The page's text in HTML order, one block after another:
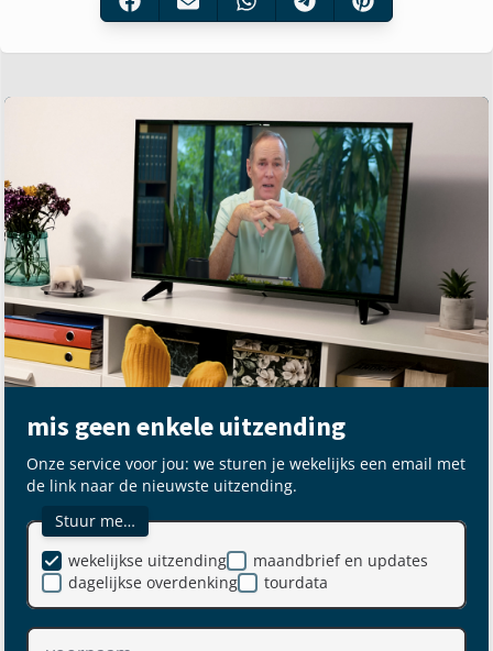
mis geen enkele uitzending
Onze service voor jou: we sturen je wekelijks een email met
de link naar de nieuwste uitzending.
Stuur me…
maandbrief en updates
dagelijkse overdenking
wekelijkse uitzending
tourdata